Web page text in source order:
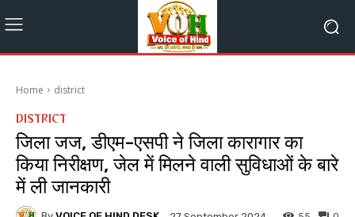
Home district
DISTRICT
जिला जज, डीएम-एसपी ने जिला कारागार का
किया निरीक्षण, जेल में मिलने वाली सुविधाओं के बारे
में ली जानकारी